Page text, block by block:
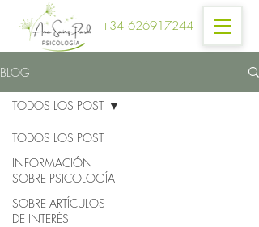
+34 626917244
BLOG
TODOS LOS POST
INFORMACIÓN
SOBRE PSICOLOGÍA
SOBRE ARTÍCULOS
DE INTERÉS
TODOS LOS POST